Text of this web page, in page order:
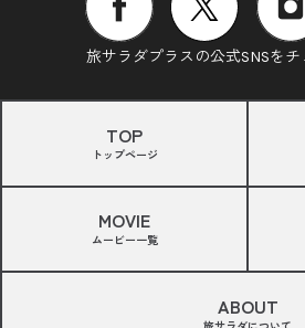
旅サラダプラスの公式SNSをチ
TOP
トップページ
MOVIE
ムービー一覧
ABOUT